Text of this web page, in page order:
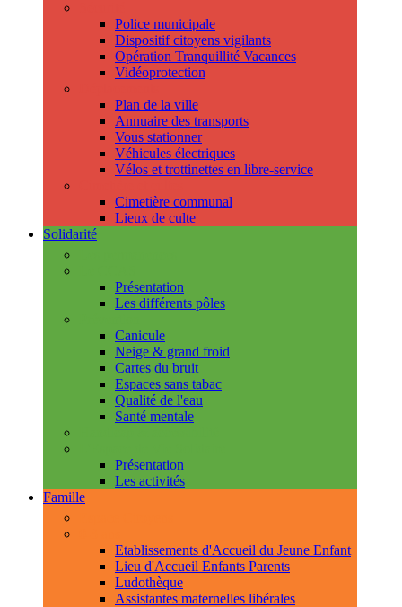
Police municipale
Dispositif citoyens vigilants
Opération Tranquillité Vacances
Vidéoprotection
Plan de la ville
Annuaire des transports
Vous stationner
Véhicules électriques
Vélos et trottinettes en libre-service
Cimetière communal
Lieux de culte
Solidarité
Présentation
Les différents pôles
Canicule
Neige & grand froid
Cartes du bruit
Espaces sans tabac
Qualité de l'eau
Santé mentale
Présentation
Les activités
Famille
Etablissements d'Accueil du Jeune Enfant
Lieu d'Accueil Enfants Parents
Ludothèque
Assistantes maternelles libérales